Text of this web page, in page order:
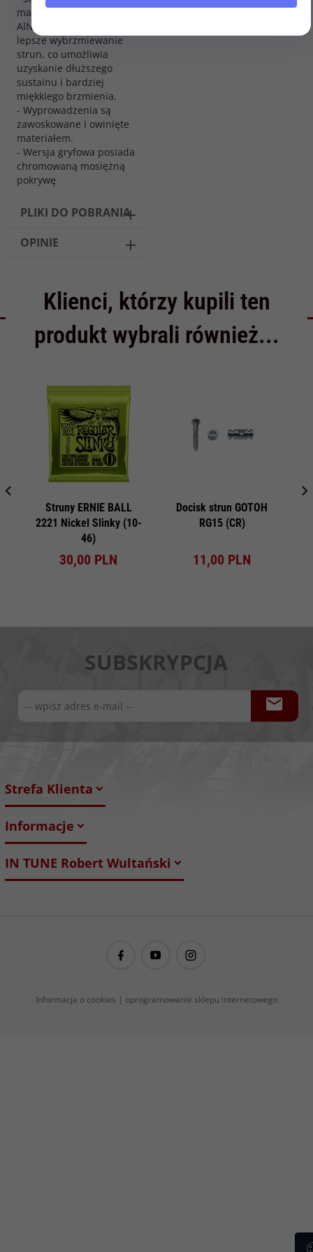
magnetyczne magnesów
AlNico II pozwala na
lepsze wybrzmiewanie
strun, co umożliwia
uzyskanie dłuższego
sustainu i bardziej
miękkiego brzmienia.
- Wyprowadzenia są
zawoskowane i owinięte
materiałem.
- Wersja gryfowa posiada
chromowaną mosiężną
pokrywę
PLIKI DO POBRANIA
OPINIE
Klienci, którzy kupili ten
produkt wybrali również...
Struny ERNIE BALL
2221 Nickel Slinky (10-
46)
30,00 PLN
Docisk strun GOTOH
RG15 (CR)
11,00 PLN
SUBSKRYPCJA
Strefa Klienta
Informacje
IN TUNE Robert Wultański
guitarproject@guitarproject.pl
Informacja o cookies | oprogramowanie sklepu internetowego